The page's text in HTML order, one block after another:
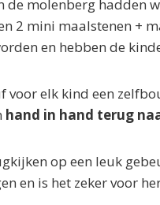
de molenberg hadden
2 mini maalstenen +
en hebben de
voor elk kind een
hand in hand terug
op een leuk
en is het zeker voor